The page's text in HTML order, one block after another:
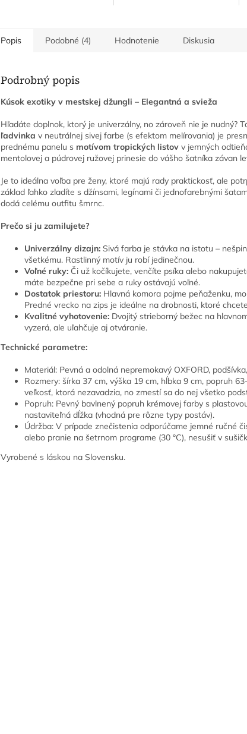
Popis Podobné (4) Hodnotenie Diskusia
Podrobný popis
Kúsok exotiky v mestskej džungli – Elegantná a svieža
Hľadáte doplnok, ktorý je univerzálny, no zároveň nie je nudný?
ľadvinka v neutrálnej sivej farbe (s efektom melírovania) je
prednému panelu s motívom tropických listov v jemných
mentolovej a púdrovej ružovej prinesie do vášho šatníka závan
Je to ideálna voľba pre ženy, ktoré majú rady praktickosť, ale
základ ľahko zladíte s džínsami, legínami či jednofarebnými
dodá celému outfitu šmrnc.
Prečo si ju zamilujete?
Univerzálny dizajn: Sivá farba je stávka na istotu –
všetkému. Rastlinný motív ju robí jedinečnou.
Voľné ruky: Či už kočíkujete, venčíte psíka alebo
máte bezpečne pri sebe a ruky ostávajú voľné.
Dostatok priestoru: Hlavná komora pojme peňaženku,
Predné vrecko na zips je ideálne na drobnosti, ktoré
Kvalitné vyhotovenie: Dvojitý strieborný bežec na
vyzerá, ale uľahčuje aj otváranie.
Technické parametre:
Materiál: Pevná a odolná nepremokavý OXFORD,
Rozmery: šírka 37 cm, výška 19 cm, hĺbka 9 cm, popruh
veľkosť, ktorá nezavadzia, no zmestí sa do nej všetko
Popruh: Pevný bavlnený popruh krémovej farby s
nastaviteľná dĺžka (vhodná pre rôzne typy postáv).
Údržba: V prípade znečistenia odporúčame jemné ručné
alebo pranie na šetrnom programe (30 °C), nesušiť v
Vyrobené s láskou na Slovensku.